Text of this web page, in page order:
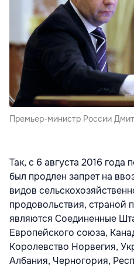
Премьер-министр России
Так, с 6 августа 2016 года
был продлен запрет на
видов
продовольствия, страной
являются Соединенные
Европейского союза,
Королевство Норвегия,
Албания, Черногория,